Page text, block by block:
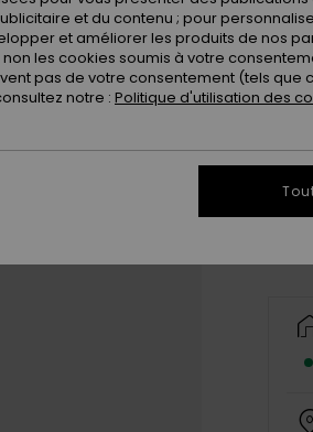
et du contenu ; pour
et améliorer les produits de nos
les cookies soumis à votre
pas de votre consentement (tels que
notre : Politique d'utilisation des